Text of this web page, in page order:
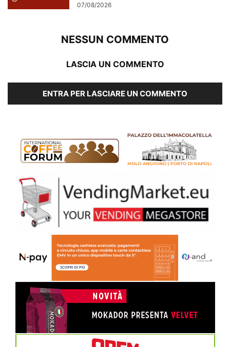
07/08/2026
NESSUN COMMENTO
LASCIA UN COMMENTO
ENTRA PER LASCIARE UN COMMENTO